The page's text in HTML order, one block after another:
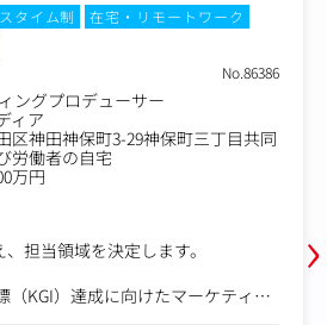
土日祝休み フレックスタイム制
事業会社
勤務地 東京都目黒区中目黒1丁目8-
年収例
320万円～480万円
職務内容
務をお任せいたします。
〈アンプルール〉
https://www.ampleur.jp/
コンサルタントからの一言
›